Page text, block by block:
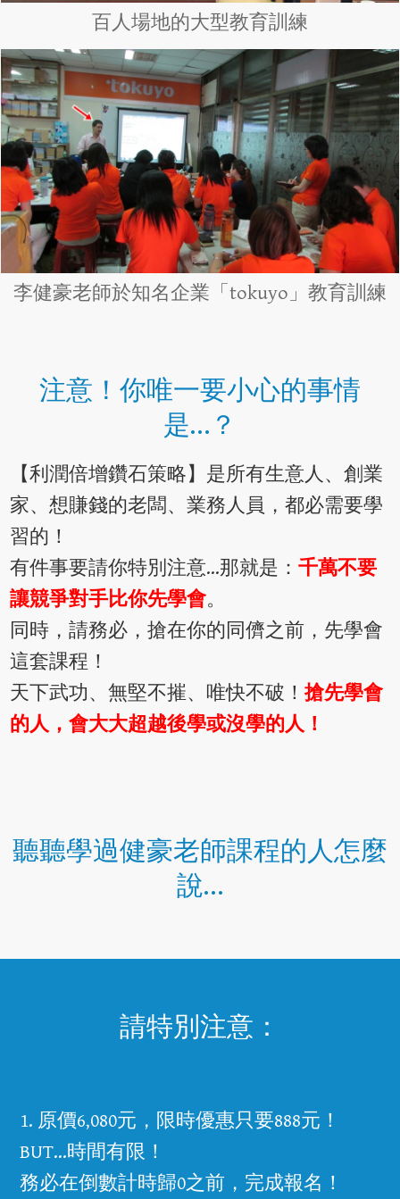
百人場地的大型教育訓練
李健豪老師於知名企業「tokuyo」教育訓練
注意！你唯一要小心的事情
是…？​
【利潤倍增鑽石策略】是所有生意人、創業
家、想賺錢的老闆、業務人員，都必需要學
習的！
有件事要請你特別注意…那就是： 千萬不要
讓競爭對手比你先學會。
同時，請務必，搶在你的同儕之前，先學會
這套課程！​
天下武功、無堅不摧、唯快不破！ 搶先學會
的人，會大大超越後學或沒學的人！
聽聽學過健豪老師課程的人怎麼
說…
請特別注意：​
​1. 原價6,080元，限時優惠只要888元！
BUT…時間有限！
務必在倒數計時歸0之前，完成報名！